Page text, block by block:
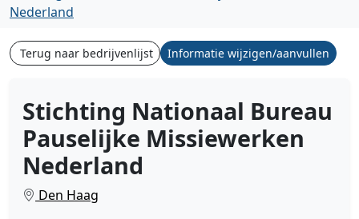
Nederland
Terug naar bedrijvenlijst Informatie wijzigen/aanvullen
Stichting Nationaal Bureau
Pauselijke Missiewerken
Nederland
Den Haag